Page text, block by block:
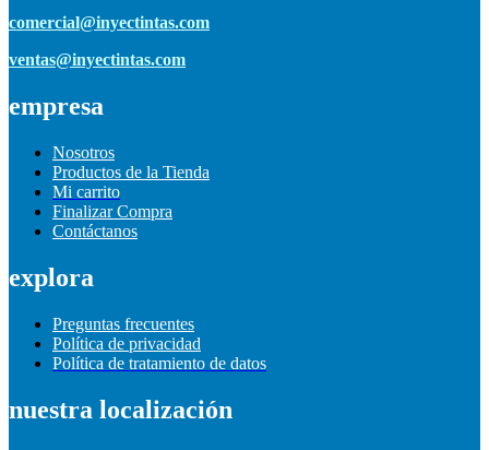
comercial@inyectintas.com
ventas@inyectintas.com
empresa
Nosotros
Productos de la Tienda
Mi carrito
Finalizar Compra
Contáctanos
explora
Preguntas frecuentes
Política de privacidad
Política de tratamiento de datos
nuestra localización